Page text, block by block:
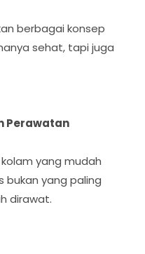
berbagai konsep
sehat, tapi juga
Perawatan
yang mudah
bukan yang paling
dirawat.